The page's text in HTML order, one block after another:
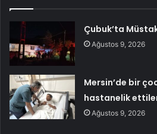
Çubuk’ta
Ağustos 9, 2026
Mersin’de bir
hastanelik
Ağustos 9, 2026